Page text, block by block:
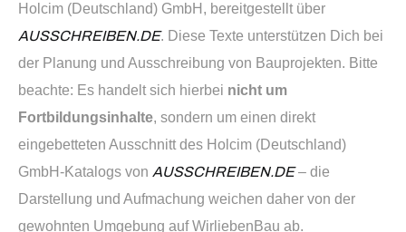
Holcim (Deutschland) GmbH, bereitgestellt über
AUSSCHREIBEN.DE. Diese Texte unterstützen Dich bei
der Planung und Ausschreibung von Bauprojekten. Bitte
beachte: Es handelt sich hierbei nicht um
Fortbildungsinhalte, sondern um einen direkt
eingebetteten Ausschnitt des Holcim (Deutschland)
GmbH-Katalogs von AUSSCHREIBEN.DE– die
Darstellung und Aufmachung weichen daher von der
gewohnten Umgebung auf WirliebenBau ab.